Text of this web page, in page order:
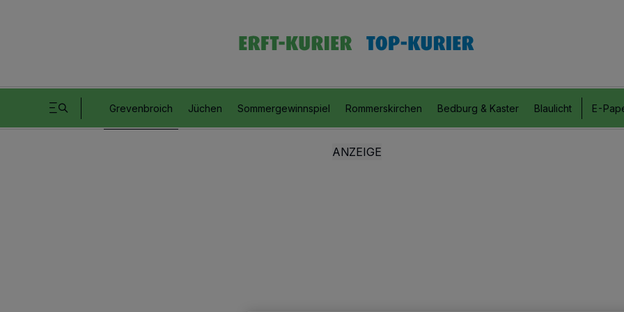
Grevenbroich Jüchen Sommergewinnspiel Rommerskirchen Bedburg & Kaster Blaulicht E-